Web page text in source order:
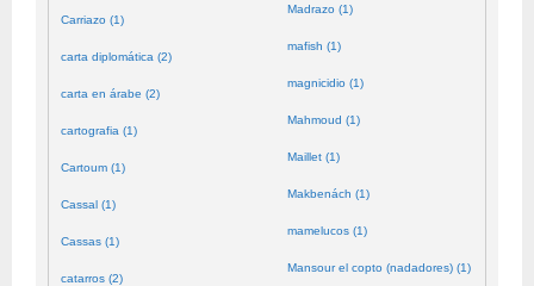
Carriazo (1)
carta diplomática (2)
carta en árabe (2)
cartografia (1)
Cartoum (1)
Cassal (1)
Cassas (1)
catarros (2)
Madrazo (1)
mafish (1)
magnicidio (1)
Mahmoud (1)
Maillet (1)
Makbenách (1)
mamelucos (1)
Mansour el copto (nadadores) (1)